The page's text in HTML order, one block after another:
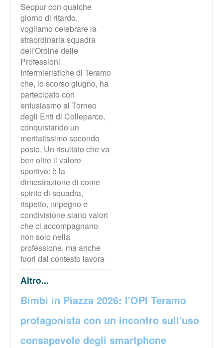
Seppur con qualche
giorno di ritardo,
vogliamo celebrare la
straordinaria squadra
dell'Ordine delle
Professioni
Infermieristiche di Teramo
che, lo scorso giugno, ha
partecipato con
entusiasmo al Torneo
degli Enti di Colleparco,
conquistando un
meritatissimo secondo
posto. Un risultato che va
ben oltre il valore
sportivo: è la
dimostrazione di come
spirito di squadra,
rispetto, impegno e
condivisione siano valori
che ci accompagnano
non solo nella
professione, ma anche
fuori dal contesto lavora
Altro...
Bimbi in Piazza 2026: l'OPI Teramo
protagonista con un incontro sull'uso
consapevole degli smartphone